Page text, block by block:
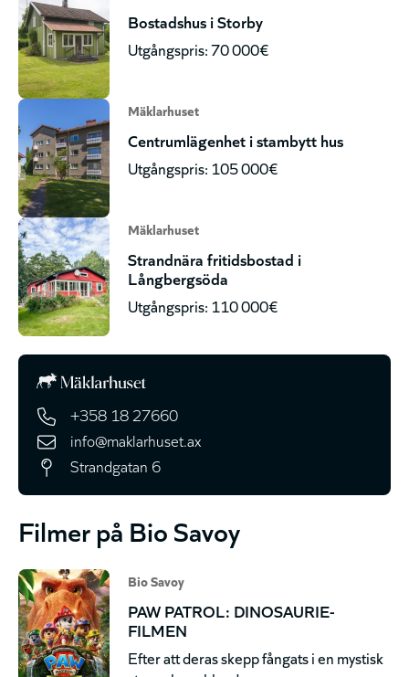
Bostadshus i Storby
Utgångspris: 70 000€
Mäklarhuset
Centrumlägenhet i stambytt hus
Utgångspris: 105 000€
Mäklarhuset
Strandnära fritidsbostad i
Långbergsöda
Utgångspris: 110 000€
+358 18 27660
info@maklarhuset.ax
Strandgatan 6
Filmer på Bio Savoy
Bio Savoy
PAW PATROL: DINOSAURIE-
FILMEN
Efter att deras skepp fångats i en mystisk